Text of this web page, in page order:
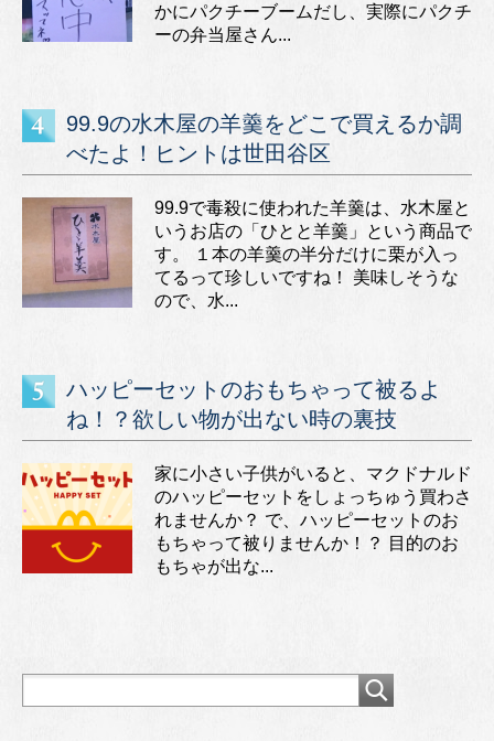
かにパクチーブームだし、実際にパクチ
ーの弁当屋さん...
99.9の水木屋の羊羹をどこで買えるか調
べたよ！ヒントは世田谷区
99.9で毒殺に使われた羊羹は、水木屋と
いうお店の「ひとと羊羹」という商品で
す。 １本の羊羹の半分だけに栗が入っ
てるって珍しいですね！ 美味しそうな
ので、水...
ハッピーセットのおもちゃって被るよ
ね！？欲しい物が出ない時の裏技
家に小さい子供がいると、マクドナルド
のハッピーセットをしょっちゅう買わさ
れませんか？ で、ハッピーセットのお
もちゃって被りませんか！？ 目的のお
もちゃが出な...